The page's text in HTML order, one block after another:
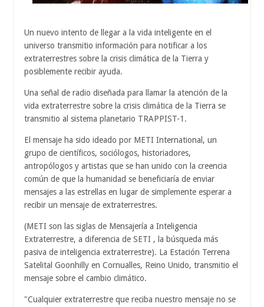
Un nuevo intento de llegar a la vida inteligente en el
universo transmitio información para notificar a los
extraterrestres sobre la crisis climática de la Tierra y
posiblemente recibir ayuda.
Una señal de radio diseñada para llamar la atención de la
vida extraterrestre sobre la crisis climática de la Tierra se
transmitio al sistema planetario TRAPPIST-1.
El mensaje ha sido ideado por METI International, un
grupo de científicos, sociólogos, historiadores,
antropólogos y artistas que se han unido con la creencia
común de que la humanidad se beneficiaría de enviar
mensajes a las estrellas en lugar de simplemente esperar a
recibir un mensaje de extraterrestres.
(METI son las siglas de Mensajería a Inteligencia
Extraterrestre, a diferencia de SETI , la búsqueda más
pasiva de inteligencia extraterrestre). La Estación Terrena
Satelital Goonhilly en Cornualles, Reino Unido, transmitio el
mensaje sobre el cambio climático.
"Cualquier extraterrestre que reciba nuestro mensaje no se